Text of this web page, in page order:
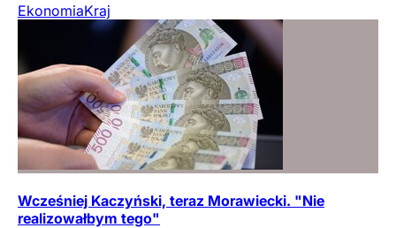
EkonomiaKraj
Wcześniej Kaczyński, teraz Morawiecki. "Nie
realizowałbym tego"